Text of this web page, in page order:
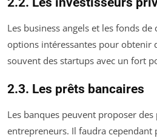
Les business angels et les fonds
options intéressantes pour obtenir
souvent des startups avec un fort
2.3. Les prêts bancaires
Les banques peuvent proposer des
entrepreneurs. Il faudra cependant